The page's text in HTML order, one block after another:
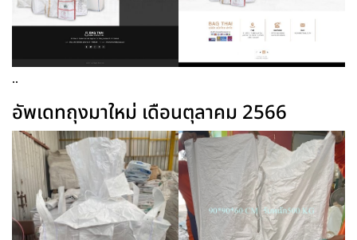
..
อัพเดทถุงมาใหม่ เดือนตุลาคม 2566